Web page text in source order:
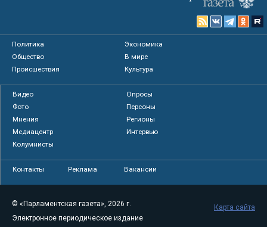
Политика
Экономика
Общество
В мире
Происшествия
Культура
Видео
Опросы
Фото
Персоны
Мнения
Регионы
Медиацентр
Интервью
Колумнисты
Контакты Реклама Вакансии
© «Парламентская газета», 2026 г.
Электронное периодическое издание
Карта сайта